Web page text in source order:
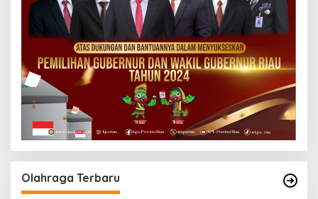
Olahraga Terbaru